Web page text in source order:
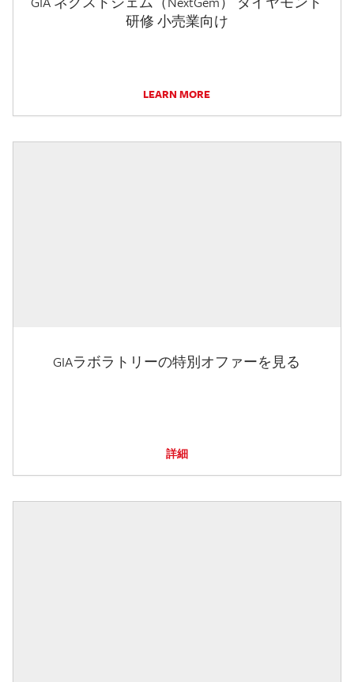
研修 小売業向け
LEARN MORE
GIAラボラトリーの特別オファーを見る
詳細